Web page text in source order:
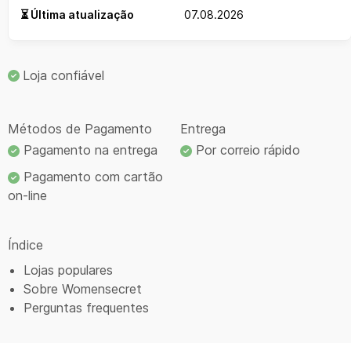
⏳ Última atualização 07.08.2026
Loja confiável
Métodos de Pagamento
Pagamento na entrega
Pagamento com cartão
on-line
Entrega
Por correio rápido
Índice
Lojas populares
Sobre Womensecret
Perguntas frequentes